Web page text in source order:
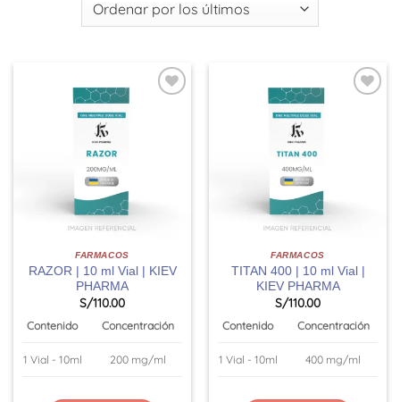
FARMACOS
RAZOR | 10 ml Vial | KIEV
PHARMA
S/110.00
Contenido Concentración
1 Vial - 10ml 200 mg/ml
FARMACOS
TITAN 400 | 10 ml Vial |
KIEV PHARMA
S/110.00
Contenido Concentración
1 Vial - 10ml 400 mg/ml